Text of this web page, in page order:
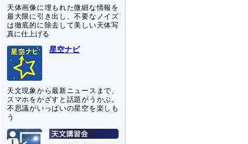
天体画像に埋もれた微細な情報を
最大限に引き出し、不要なノイズ
は徹底的に除去して美しい天体写
真に仕上げる
星空ナビ
天文現象から最新ニュースまで、
スマホをかざすと話題がうかぶ。
不思議がいっぱいの星空を楽しも
う